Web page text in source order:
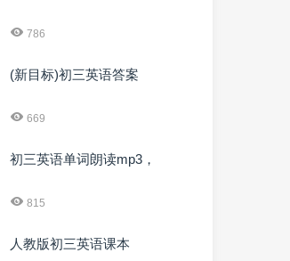
786
(新目标)初三英语答案
669
初三英语单词朗读mp3，
815
人教版初三英语课本